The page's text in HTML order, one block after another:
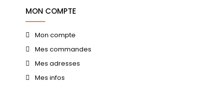
MON COMPTE
Mon compte
Mes commandes
Mes adresses
Mes infos